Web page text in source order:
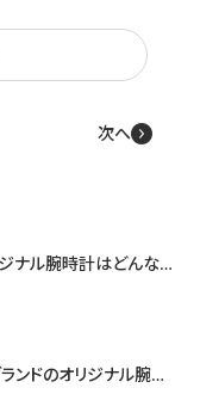
次へ→
OEM会社で作れるオリジナル腕時計はどんな種類がある？
【保存版】OEMで自社ブランドのオリジナル腕時計を作る